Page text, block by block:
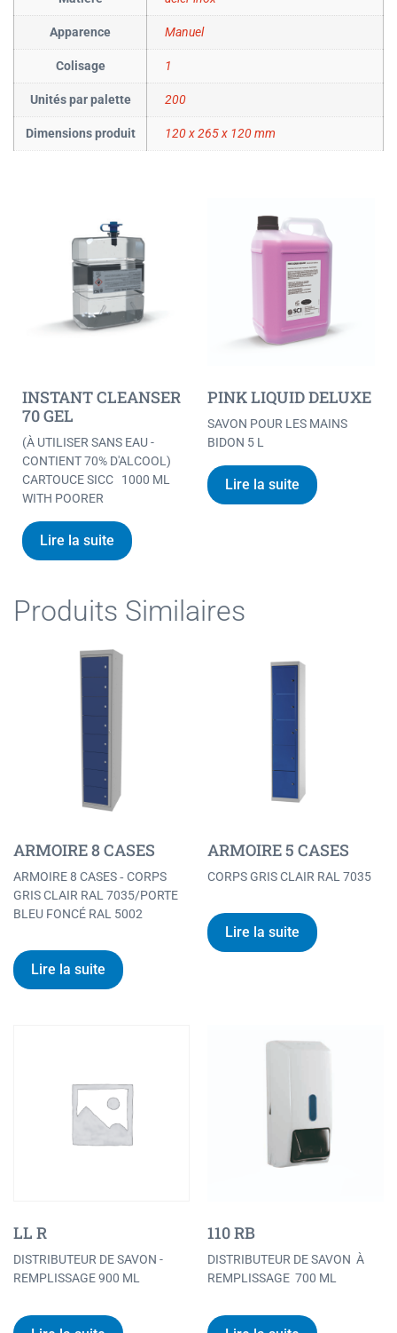
Apparence Manuel
Colisage 1
Unités par palette 200
Dimensions produit 120 x 265 x 120 mm
INSTANT CLEANSER
70 GEL
(À UTILISER SANS EAU -
CONTIENT 70% D'ALCOOL)
CARTOUCE SICC 1000 ML
WITH POORER
Lire la suite
PINK LIQUID DELUXE
SAVON POUR LES MAINS
BIDON 5 L
Lire la suite
Produits Similaires
ARMOIRE 8 CASES
ARMOIRE 8 CASES ‐ CORPS
GRIS CLAIR RAL 7035/PORTE
BLEU FONCÉ RAL 5002
Lire la suite
ARMOIRE 5 CASES
CORPS GRIS CLAIR RAL 7035
Lire la suite
LL R
DISTRIBUTEUR DE SAVON -
REMPLISSAGE 900 ML
110 RB
DISTRIBUTEUR DE SAVON À
REMPLISSAGE 700 ML